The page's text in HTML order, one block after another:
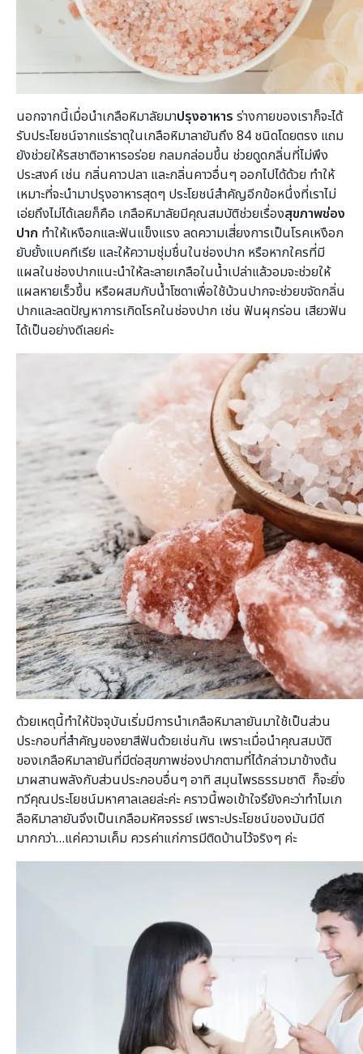
นอกจากนี้เมื่อนำเกลือหิมาลัยมาปรุงอาหาร ร่างกายของเราก็จะได้
รับประโยชน์จากแร่ธาตุในเกลือหิมาลายันถึง 84 ชนิดโดยตรง แถม
ยังช่วยให้รสชาติอาหารอร่อย กลมกล่อมขึ้น ช่วยดูดกลิ่นที่ไม่พึง
ประสงค์ เช่น กลิ่นคาวปลา และกลิ่นคาวอื่นๆ ออกไปได้ด้วย ทำให้
เหมาะที่จะนำมาปรุงอาหารสุดๆ ประโยชน์สำคัญอีกข้อหนึ่งที่เราไม่
เอ่ยถึงไม่ได้เลยก็คือ เกลือหิมาลัยมีคุณสมบัติช่วยเรื่องสุขภาพช่อง
ปาก ทำให้เหงือกและฟันแข็งแรง ลดความเสี่ยงการเป็นโรคเหงือก
ยับยั้งแบคทีเรีย และให้ความชุ่มชื่นในช่องปาก หรือหากใครที่มี
แผลในช่องปากแนะนำให้ละลายเกลือในน้ำเปล่าแล้วอมจะช่วยให้
แผลหายเร็วขึ้น หรือผสมกับน้ำโซดาเพื่อใช้บ้วนปากจะช่วยขจัดกลิ่น
ปากและลดปัญหาการเกิดโรคในช่องปาก เช่น ฟันผุกร่อน เสียวฟัน
ได้เป็นอย่างดีเลยค่ะ
ด้วยเหตุนี้ทำให้ปัจจุบันเริ่มมีการนำเกลือหิมาลายันมาใช้เป็นส่วน
ประกอบที่สำคัญของยาสีฟันด้วยเช่นกัน เพราะเมื่อนำคุณสมบัติ
ของเกลือหิมาลายันที่มีต่อสุขภาพช่องปากตามที่ได้กล่าวมาข้างต้น
มาผสานพลังกับส่วนประกอบอื่นๆ อาทิ สมุนไพรธรรมชาติ ก็จะยิ่ง
ทวีคุณประโยชน์มหาศาลเลยล่ะค่ะ คราวนี้พอเข้าใจรึยังคะว่าทำไมเก
ลือหิมาลายันจึงเป็นเกลือมหัศจรรย์ เพราะประโยชน์ของมันมีดี
มากกว่า…แค่ความเค็ม ควรค่าแก่การมีติดบ้านไว้จริงๆ ค่ะ